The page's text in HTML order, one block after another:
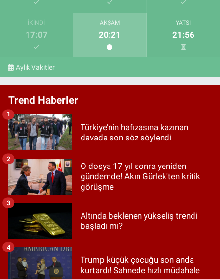
İKINDI
17:07
AKŞAM
20:21
YATSI
21:56
Aylık Vakitler
Trend Haberler
Türkiye’nin hafızasına kazınan
davada son söz söylendi
1
O dosya 17 yıl sonra yeniden
gündemde! Akın Gürlek'ten kritik
görüşme
2
Altında beklenen yükseliş trendi
başladı mı?
3
Trump küçük çocuğu son anda
kurtardı! Sahnede hızlı müdahale
4